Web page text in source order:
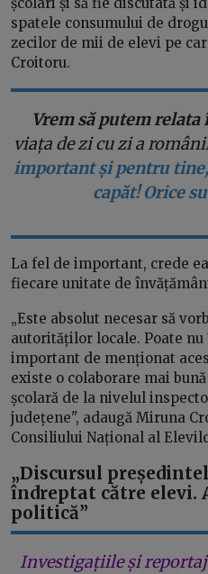
spatele consumului de
zecilor de mii de elevi pe
Croitoru.
Vrem să putem
viața de zi cu zi a
important și pentru
capăt! Orice
La fel de important, crede
fiecare unitate de
„Este absolut necesar să
autorităților locale. Poate
important de menționat
existe o colaborare mai
școlară de la nivelul
județene", adaugă Miruna
Consiliului Național al
„Discursul
îndreptat către elevi.
politică”
Investigațiile și